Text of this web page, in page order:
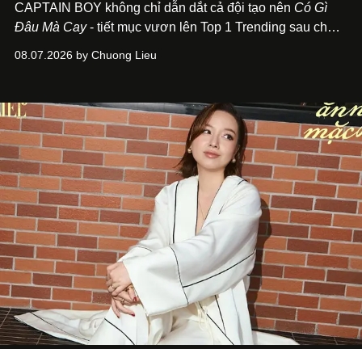
CAPTAIN BOY không chỉ dẫn dắt cả đội tạo nên Có Gì
Đâu Mà Cay- tiết mục vươn lên Top 1 Trending sau chưa
để lắng nghe, kết nối và tin tưởng đồng đội. Với nam
trình trở thành một producer thực thụ.
08.07.2026 by Chuong Lieu